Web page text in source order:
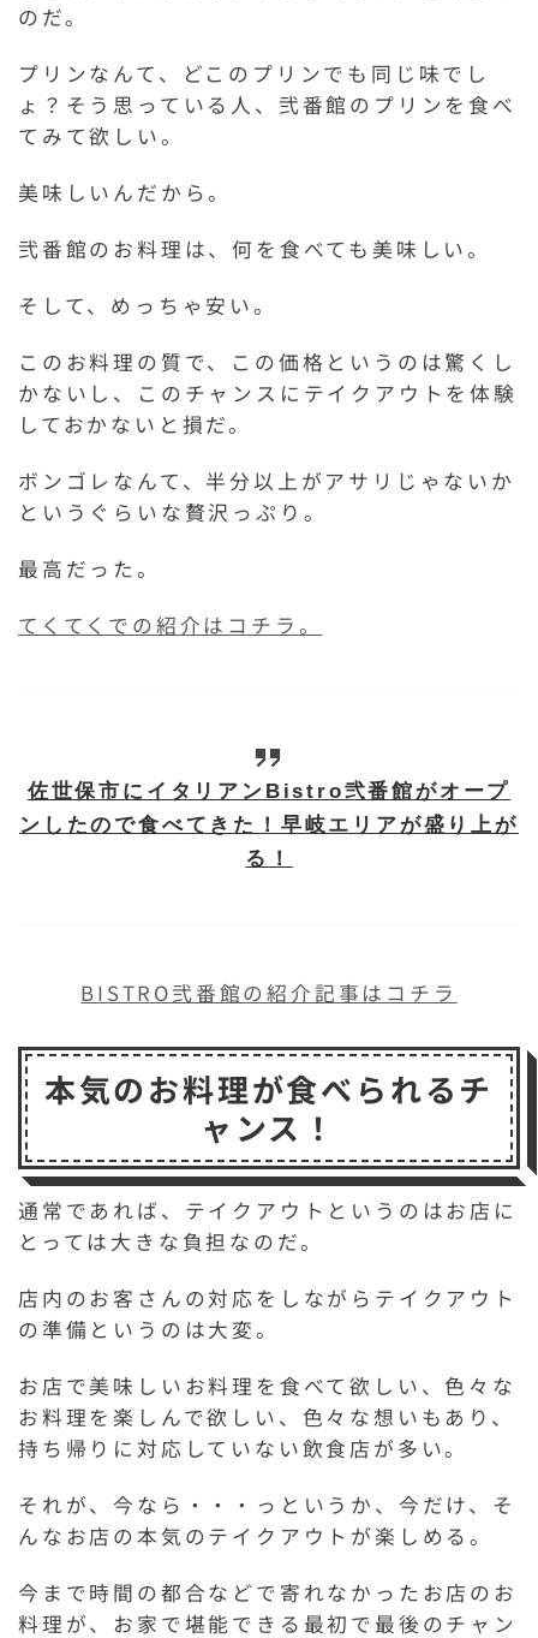
のだ。
プリンなんて、どこのプリンでも同じ味でし
ょ？そう思っている人、弐番館のプリンを食べ
てみて欲しい。
美味しいんだから。
弐番館のお料理は、何を食べても美味しい。
そして、めっちゃ安い。
このお料理の質で、この価格というのは驚くし
かないし、このチャンスにテイクアウトを体験
しておかないと損だ。
ボンゴレなんて、半分以上がアサリじゃないか
というぐらいな贅沢っぷり。
最高だった。
てくてくでの紹介はコチラ。
佐世保市にイタリアンBistro弐番館がオープ
ンしたので食べてきた！早岐エリアが盛り上が
る！
BISTRO弐番館の紹介記事はコチラ
本気のお料理が食べられるチ
ャンス！
通常であれば、テイクアウトというのはお店に
とっては大きな負担なのだ。
店内のお客さんの対応をしながらテイクアウト
の準備というのは大変。
お店で美味しいお料理を食べて欲しい、色々な
お料理を楽しんで欲しい、色々な想いもあり、
持ち帰りに対応していない飲食店が多い。
それが、今なら・・・っというか、今だけ、そ
んなお店の本気のテイクアウトが楽しめる。
今まで時間の都合などで寄れなかったお店のお
料理が、お家で堪能できる最初で最後のチャン